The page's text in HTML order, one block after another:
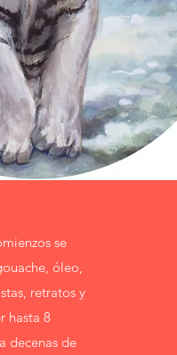
se
óleo,
retratos y
hasta 8
decenas de